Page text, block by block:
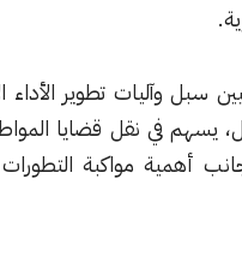
سبل وآليات تطوير
يسهم في نقل قضايا
أهمية مواكبة التطورات